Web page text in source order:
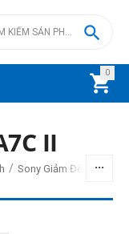
0


II
/ Sony Giảm Đến